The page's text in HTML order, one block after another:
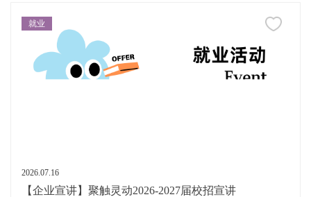
就业
2026.07.16
【企业宣讲】聚触灵动2026-2027届校招宣讲